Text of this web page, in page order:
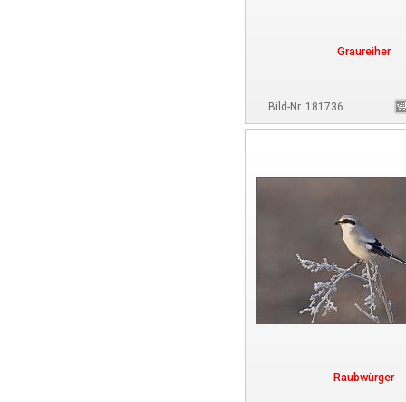
Graureiher
Bild-Nr. 181736
Raubwürger